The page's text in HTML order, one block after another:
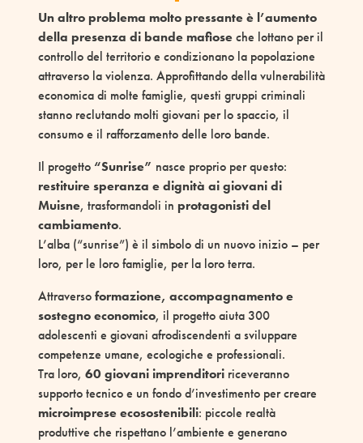
Un altro problema molto pressante è l’aumento
della presenza di bande mafioseche lottano per il
controllo del territorio e condizionano la popolazione
attraverso la violenza. Approfittando della vulnerabilità
economica di molte famiglie, questi gruppi criminali
stanno reclutando molti giovani per lo spaccio, il
consumo e il rafforzamento delle loro bande.
Il progetto “Sunrise” nasce proprio per questo:
restituire speranza e dignità ai giovani di
Muisne, trasformandoli in protagonisti del
cambiamento.
L’alba (“sunrise”) è il simbolo di un nuovo inizio – per
loro, per le loro famiglie, per la loro terra.
Attraversoformazione, accompagnamento e
sostegno economico, il progetto aiuta 300
adolescenti e giovani afrodiscendenti a sviluppare
competenze umane, ecologiche e professionali.
Tra loro, 60 giovani imprenditoririceveranno
supporto tecnico e un fondo d’investimento per creare
microimprese ecosostenibili: piccole realtà
produttive che rispettano l’ambiente e generano